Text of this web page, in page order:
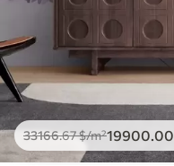
33166.67$/m²19900.00